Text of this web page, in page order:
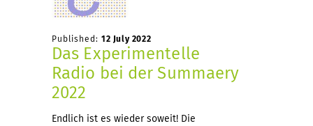
Published: 12 July 2022
Das Experimentelle
Radio bei der Summaery
2022
Endlich ist es wieder soweit! Die